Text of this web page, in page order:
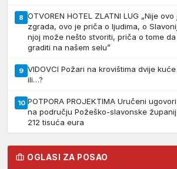
8 OTVOREN HOTEL ZLATNI LUG „Nije
zgrada, ovo je priča o ljudima, o
njoj može nešto stvoriti, priča o tome
graditi na našem selu”
9 VIDOVCI Požari na krovištima dvije
ili…?
10 POTPORA PROJEKTIMA Uručeni
na području Požeško-slavonske
212 tisuća eura
OGLASI ZA POSAO